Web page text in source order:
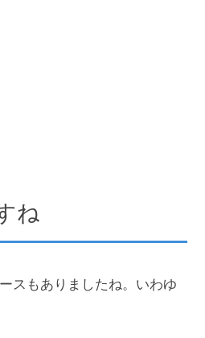
ね
スもありましたね。いわゆ